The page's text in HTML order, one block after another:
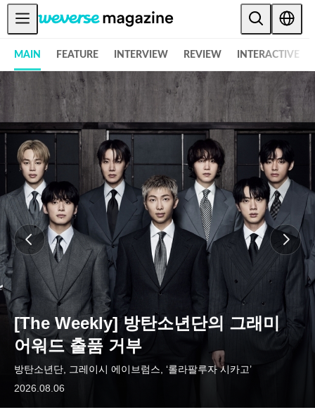
MAIN FEATURE INTERVIEW REVIEW INTERACTIVE
공지사항
MAIN
FEATURE
INTERVIEW
REVIEW
INTERACTIVE
FIRST+VIEW
THE
INDUSTRY
PLAYLIST
NoW
ALL
ARTICLES
LOGIN
[The Weekly] 방탄소년단의 그래미
어워드 출품 거부
방탄소년단, 그레이시 에이브럼스, ‘롤라팔루자 시카고’
2026.08.06